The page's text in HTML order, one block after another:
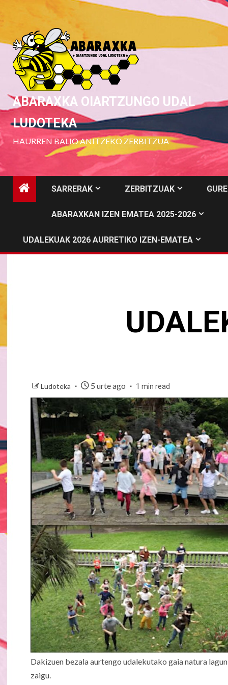
to
content
ABARAXKA OIARTZUNGO UDAL
LUDOTEKA
HAURREN BALIO ANITZEKO ZERBITZUA
SARRERAK ZERBITZUAK
ABARAXKAN IZEN EMATEA 2025-2026
UDALEKUAK 2026 AURRETIKO IZEN-EMATEA
Ludoteka 5 urte ago 1 min read
Dakizuen bezala aurtengo udalekutako gaia natura
zaigu.